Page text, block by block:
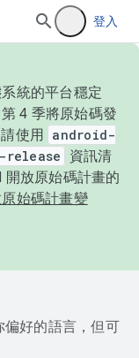
登入
統的平台穩定
4 季將原始碼發
使用 android-
資訊清
放原始碼計畫的
始碼計畫變
好的語言，但可